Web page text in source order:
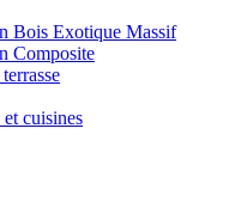
Bois Exotique Massif
Composite
cuisines